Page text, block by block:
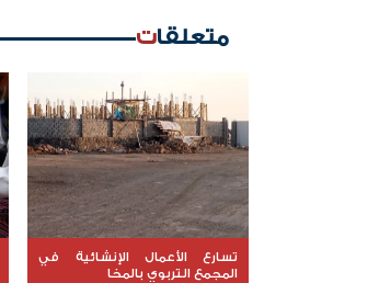
متعلقات
تسارع الأعمال الإنشائية في
المجمع التربوي بالمخا